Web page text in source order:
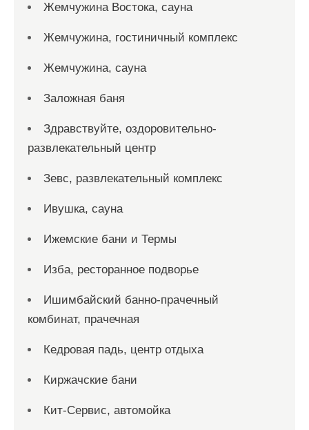
Жемчужина Востока, сауна
Жемчужина, гостиничный комплекс
Жемчужина, сауна
Заложная баня
Здравствуйте, оздоровительно-
развлекательный центр
Зевс, развлекательный комплекс
Ивушка, сауна
Ижемские бани и Термы
Изба, ресторанное подворье
Ишимбайский банно-прачечный
комбинат, прачечная
Кедровая падь, центр отдыха
Киржачские бани
Кит-Сервис, автомойка